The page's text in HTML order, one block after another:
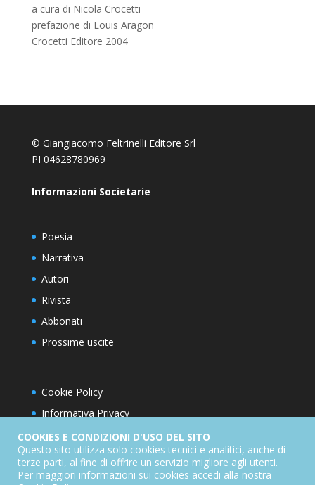
a cura di Nicola Crocetti
prefazione di Louis Aragon
Crocetti Editore 2004
© Giangiacomo Feltrinelli Editore Srl
PI 04628780969
Informazioni Societarie
Poesia
Narrativa
Autori
Rivista
Abbonati
Prossime uscite
Cookie Policy
Informativa Privacy
Condizioni d’utilizzo del sito
Condizioni generali di abbonamento
Informativa sul diritto di recesso
COOKIES E CONDIZIONI D'USO DEL SITO
Questo sito utilizza solo cookies tecnici e analitici, anche di
terze parti, al fine di offrire un servizio migliore agli utenti.
Per maggiori informazioni sui cookies accedi alla nostra